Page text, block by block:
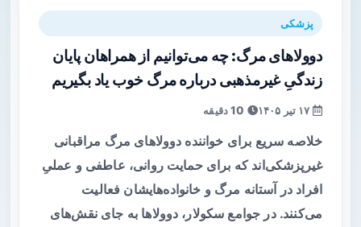
پزشکی
دوولاهای مرگ: چه می‌توانیم از همراهان پایان
زندگیِ غیرمذهبی درباره مرگ خوب یاد بگیریم
خلاصه سریع برای خواننده دوولاهای مرگ مراقبانی
غیرپزشکی‌اند که برای حمایت روانی، عاطفی و عملیِ
افراد در آستانه مرگ و خانواده‌هایشان فعالیت
می‌کنند. در جوامع سکولار، دوولاها به جای نقش‌های